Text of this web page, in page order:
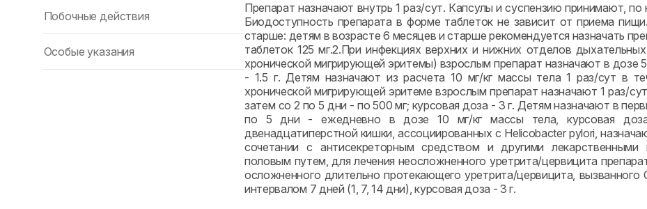
Побочные действия
Особые указания
Препарат назначают внутрь 1 раз/сут. Капсулы и суспензию принимают,
Биодоступность препарата в форме таблеток не зависит от приема
старше: детям в возрасте 6 месяцев и старше рекомендуется назначать
таблеток 125 мг.2.При инфекциях верхних и нижних отделов
хронической мигрирующей эритемы) взрослым препарат назначают в дозе
- 1.5 г. Детям назначают из расчета 10 мг/кг массы тела 1 раз/сут в
хронической мигрирующей эритеме взрослым препарат назначают 1 раз/
затем со 2 по 5 дни - по 500 мг; курсовая доза - 3 г. Детям назначают в
по 5 дни - ежедневно в дозе 10 мг/кг массы тела, курсовая
двенадцатиперстной кишки, ассоциированных с Helicobacter pylori,
сочетании с антисекреторным средством и другими лекарственными
половым путем, для лечения неосложненного уретрита/цервицита
осложненного длительно протекающего уретрита/цервицита, вызванного
интервалом 7 дней (1, 7, 14 дни), курсовая доза - 3 г.